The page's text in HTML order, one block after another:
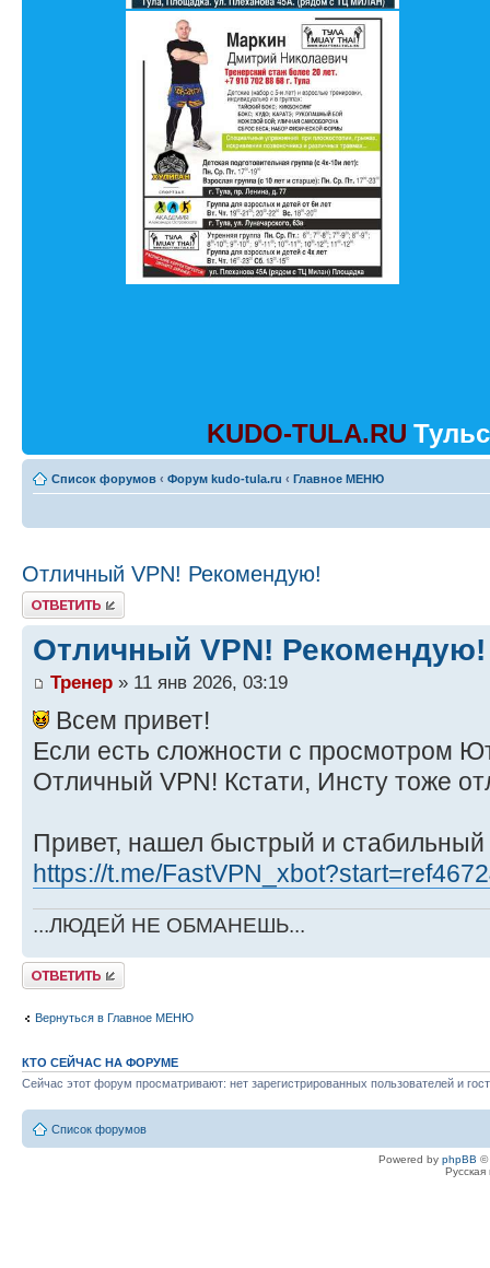
KUDO-TULA.RU
Список форумов ‹ Форум kudo-tula.ru ‹ Главное МЕНЮ
Отличный VPN! Рекомендую!
Ответить
Отличный VPN! Рекомендую!
Тренер » 11 янв 2026, 03:19
Всем привет!
Если есть сложности с просмотром
Отличный VPN! Кстати, Инсту тоже
Привет, нашел быстрый и
https://t.me/
...ЛЮДЕЙ НЕ ОБМАНЕШЬ...
Ответить
Вернуться в Главное МЕНЮ
КТО СЕЙЧАС НА ФОРУМЕ
Сейчас этот форум просматривают: нет зарегистрированных пользователей и
Список форумов
Powered by phpBB ©